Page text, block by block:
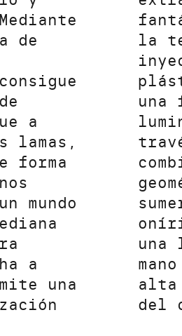
de
a
lamas,
forma
mundo
a
una
la
una
una
alta
del